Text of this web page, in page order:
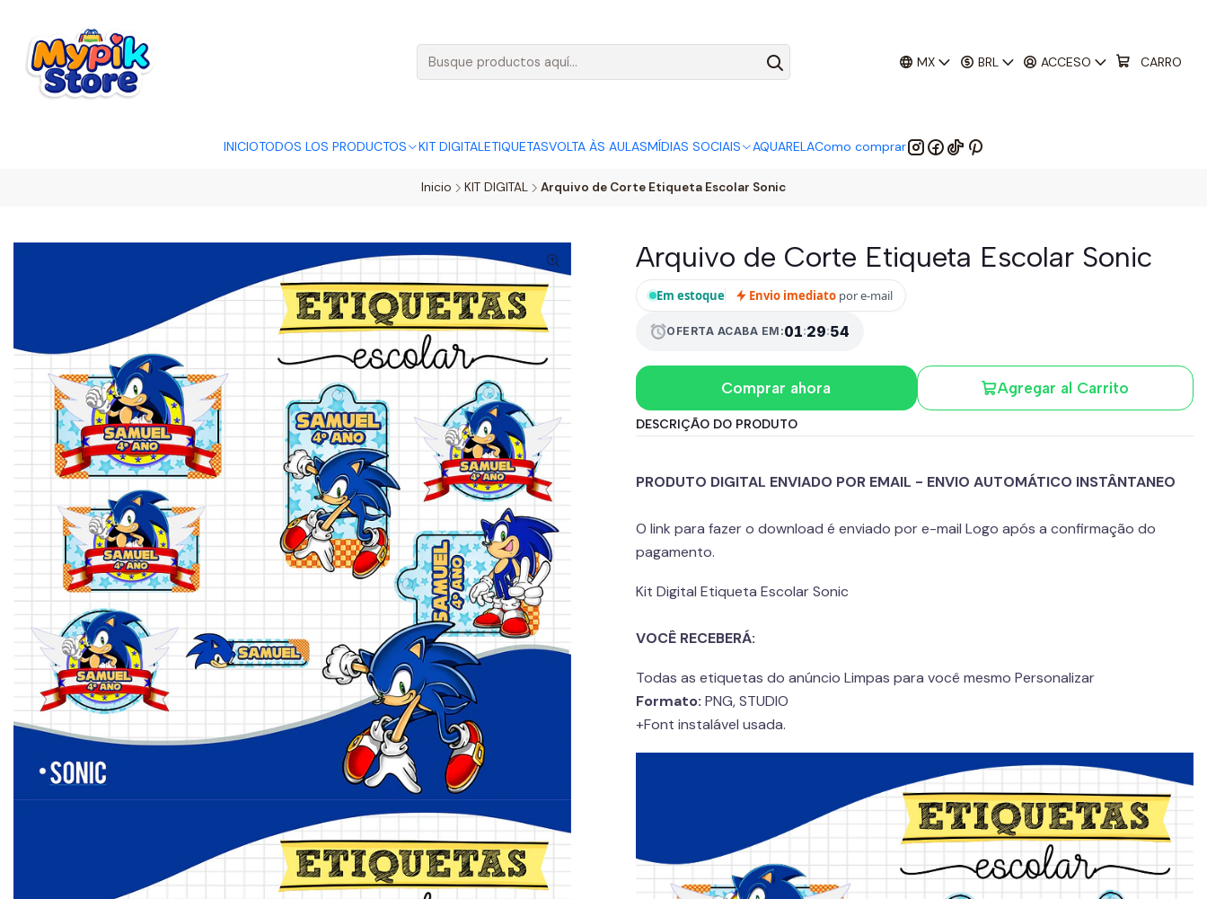
MX BRL ACCESO CARRO
INICIOTODOS LOS PRODUCTOS KIT DIGITALETIQUETASVOLTA ÀS AULASMÍDIAS SOCIAIS AQUARELAComo comprar
Inicio KIT DIGITAL Arquivo de Corte Etiqueta Escolar Sonic
Arquivo de Corte Etiqueta Escolar Sonic
Em estoque Envio imediato por e-mail
alarmOFERTA ACABA EM:01:29:52
Agregar al Carrito
Comprar ahora
DESCRIÇÃO DO PRODUTO
PRODUTO DIGITAL ENVIADO POR EMAIL - ENVIO AUTOMÁTICO INSTÂNTANEO
O link para fazer o download é enviado por e-mail Logo após a confirmação do
pagamento.
Kit Digital Etiqueta Escolar Sonic
VOCÊ RECEBERÁ:
Todas as etiquetas do anúncio Limpas para você mesmo Personalizar
Formato: PNG, STUDIO
+Font instalável usada.